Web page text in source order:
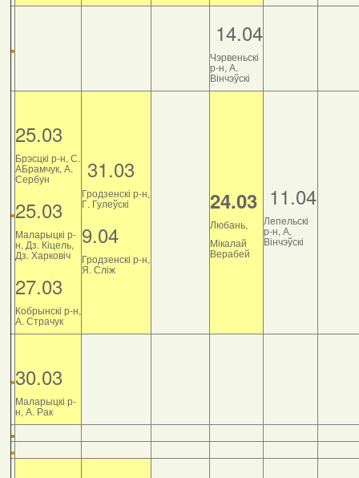
14.04
Чэрвеньскі
р-н, А.
Вінчэўскі
25.03
Брэсцкі р-н, С.
АБрамчук, А.
Сербун
25.03
Маларыцкі р-
н, Дз. Кіцель,
Дз. Харковіч
27.03
Кобрынскі р-н,
А. Страчук
31.03
Гродзенскі р-н,
Г. Гулеўскі
9.04
Гродзенскі р-н,
Я. Сліж
24.03
Любань,
Мікалай
Верабей
11.04
Лепельскі
р-н, А.
Вінчэўскі
30.03
Маларыцкі р-
н, А. Рак